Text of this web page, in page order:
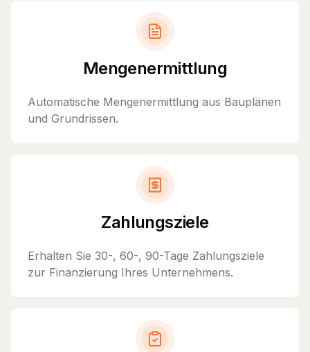
Mengenermittlung
Automatische Mengenermittlung aus Bauplänen
und Grundrissen.
Zahlungsziele
Erhalten Sie 30-, 60-, 90-Tage Zahlungsziele
zur Finanzierung Ihres Unternehmens.